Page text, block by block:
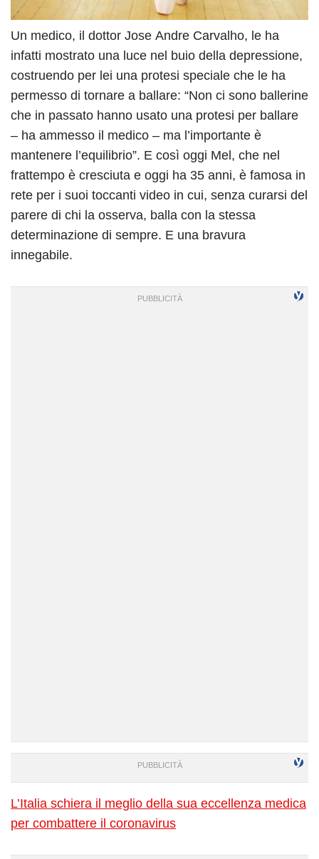
Un medico, il dottor Jose Andre Carvalho, le ha
infatti mostrato una luce nel buio della depressione,
costruendo per lei una protesi speciale che le ha
permesso di tornare a ballare: “Non ci sono ballerine
che in passato hanno usato una protesi per ballare
– ha ammesso il medico – ma l’importante è
mantenere l’equilibrio”. E così oggi Mel, che nel
frattempo è cresciuta e oggi ha 35 anni, è famosa in
rete per i suoi toccanti video in cui, senza curarsi del
parere di chi la osserva, balla con la stessa
determinazione di sempre. E una bravura
innegabile.
L’Italia schiera il meglio della sua eccellenza medica
per combattere il coronavirus